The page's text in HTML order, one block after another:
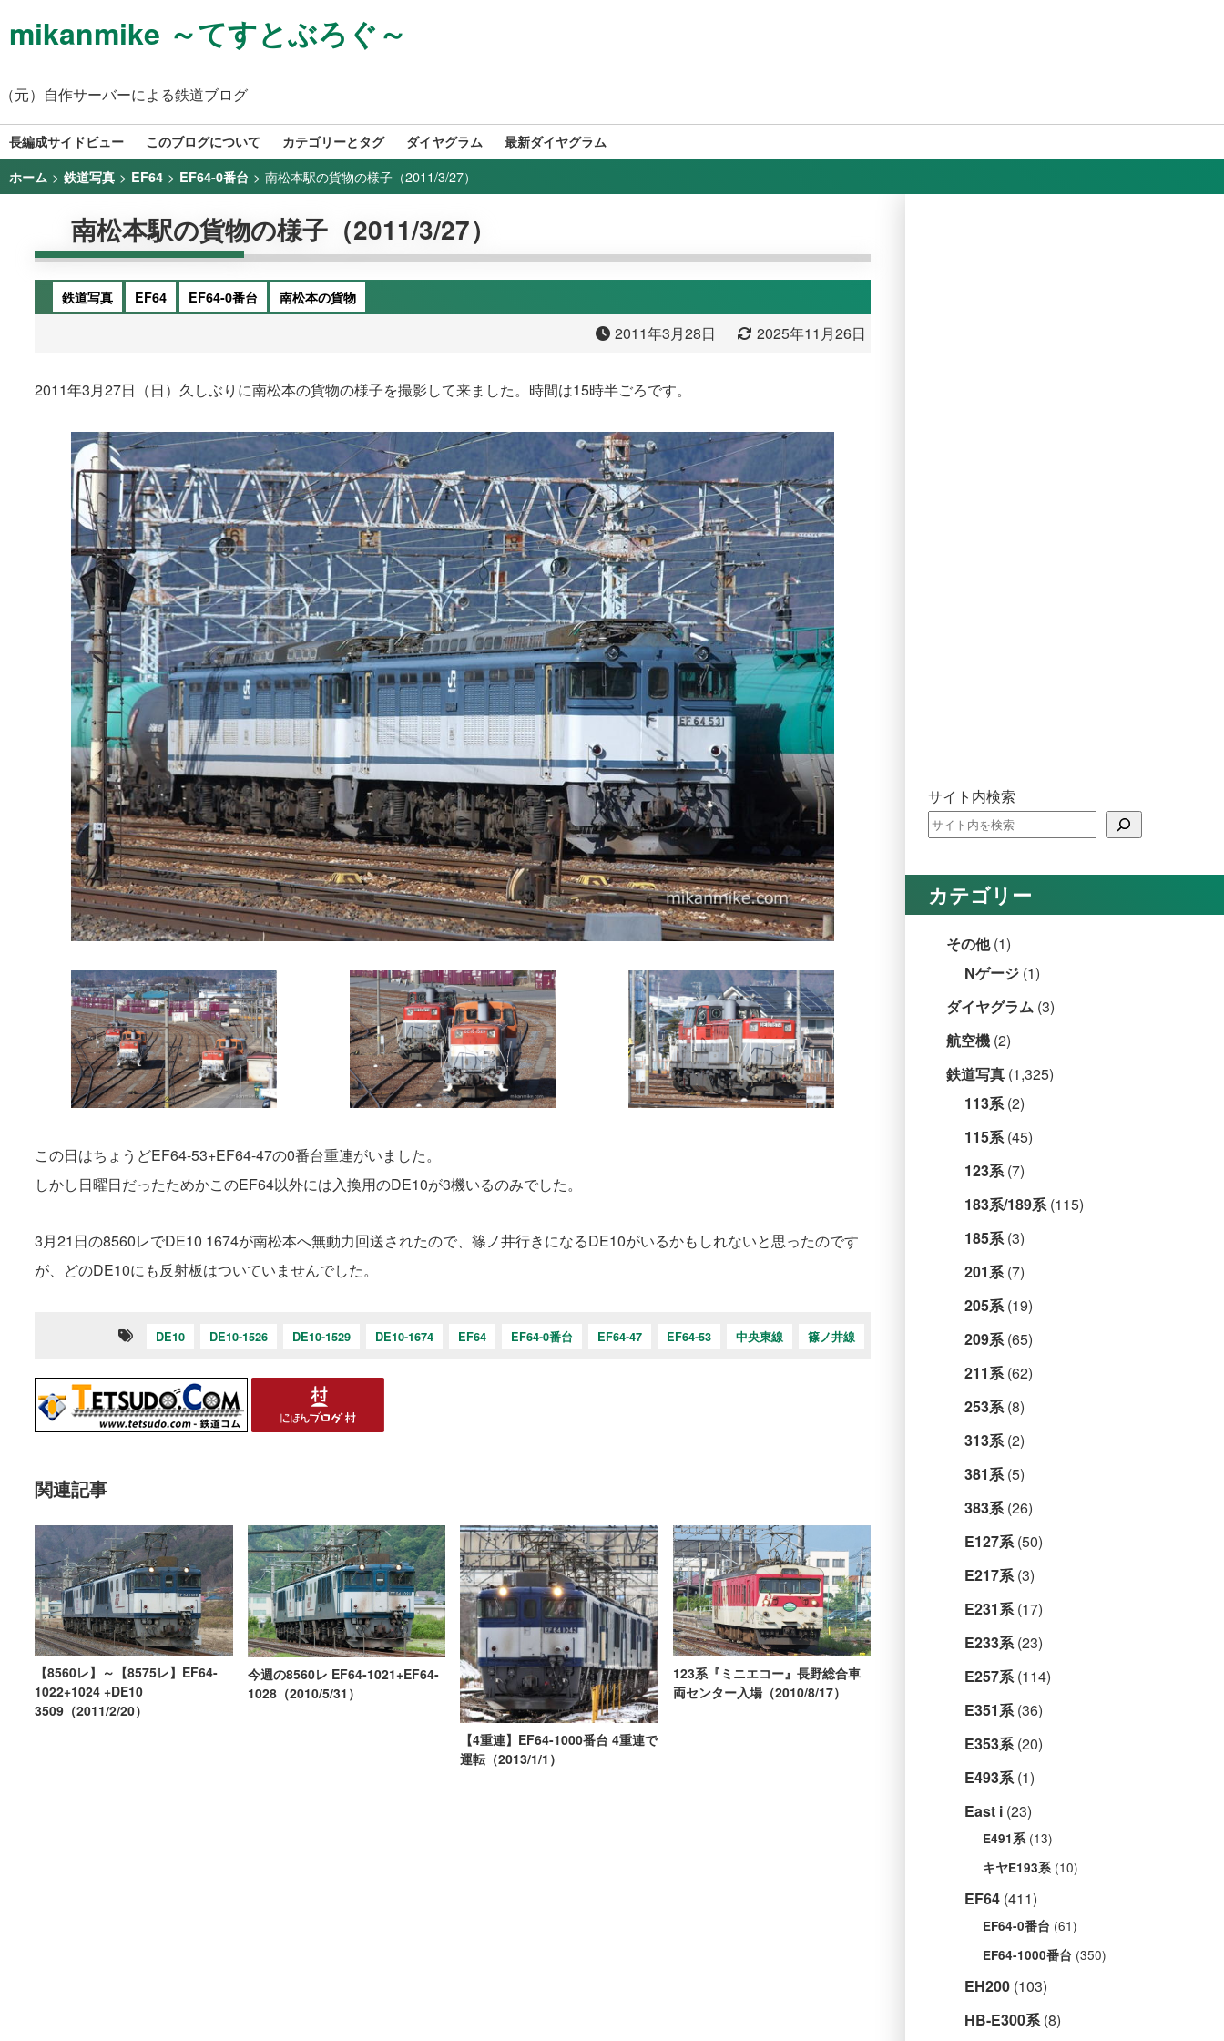
mikanmike ～てすとぶろぐ～
（元）自作サーバーによる鉄道ブログ
長編成サイドビュー このブログについて カテゴリーとタグ ダイヤグラム 最新ダイヤグラム
ホーム > 鉄道写真 > EF64 > EF64-0番台 > 南松本駅の貨物の様子（2011/3/27）
南松本駅の貨物の様子（2011/3/27）
鉄道写真 EF64 EF64-0番台 南松本の貨物
2011年3月28日 2025年11月26日
2011年3月27日（日）久しぶりに南松本の貨物の様子を撮影して来ました。時間は15時半ごろです。
この日はちょうどEF64-53+EF64-47の0番台重連がいました。
しかし日曜日だったためかこのEF64以外には入換用のDE10が3機いるのみでした。
3月21日の8560レでDE10 1674が南松本へ無動力回送されたので、篠ノ井行きになるDE10がいるかもしれないと思ったのです
が、どのDE10にも反射板はついていませんでした。
DE10 DE10-1526 DE10-1529 DE10-1674 EF64 EF64-0番台 EF64-47 EF64-53 中央東線 篠ノ井線
関連記事
【8560レ】～【8575レ】EF64-
1022+1024 +DE10
3509（2011/2/20）
今週の8560レ EF64-1021+EF64-
1028（2010/5/31）
【4重連】EF64-1000番台 4重連で
運転（2013/1/1）
123系『ミニエコー』長野総合車
両センター入場（2010/8/17）
サイト内検索
カテゴリー
その他(1)
Nゲージ (1)
ダイヤグラム (3)
航空機 (2)
鉄道写真 (1,325)
113系(2)
115系(45)
123系(7)
183系/189系(115)
185系(3)
201系(7)
205系(19)
209系(65)
211系(62)
253系(8)
313系(2)
381系(5)
383系(26)
E127系(50)
E217系(3)
E231系(17)
E233系(23)
E257系(114)
E351系(36)
E353系(20)
E493系(1)
East i (23)
E491系(13)
キヤE193系(10)
EF64 (411)
EF64-0番台 (61)
EF64-1000番台 (350)
EH200 (103)
HB-E300系(8)